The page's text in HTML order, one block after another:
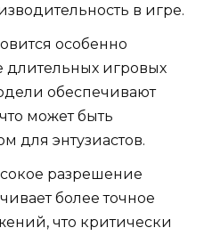
в игре.
особенно
длительных игровых
обеспечивают
может быть
для энтузиастов.
разрешение
более точное
что критически